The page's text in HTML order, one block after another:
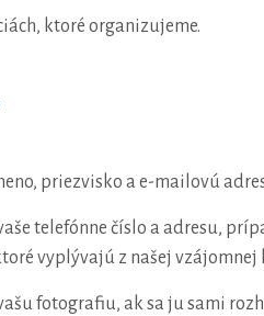
ktoré organizujeme.
priezvisko a e-mailovú
telefónne číslo a adresu,
vyplývajú z našej vzájomnej
fotografiu, ak sa ju sami